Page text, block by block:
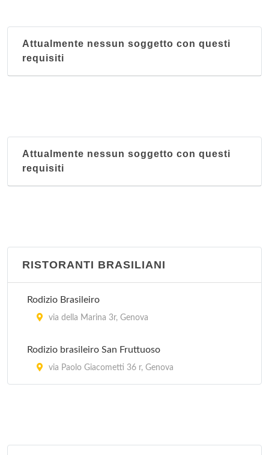
Attualmente nessun soggetto con questi
requisiti
Attualmente nessun soggetto con questi
requisiti
RISTORANTI BRASILIANI
Rodizio Brasileiro
via della Marina 3r, Genova
Rodizio brasileiro San Fruttuoso
via Paolo Giacometti 36 r, Genova